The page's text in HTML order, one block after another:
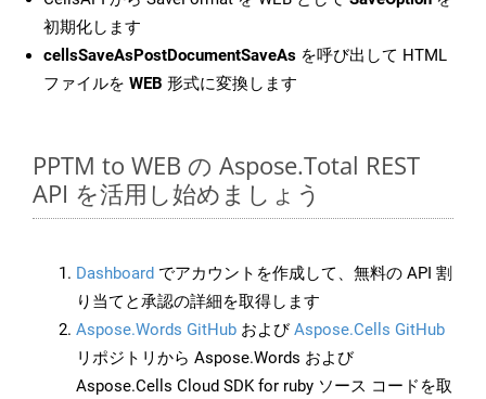
初期化します
cellsSaveAsPostDocumentSaveAs を呼び出して HTML
ファイルを WEB 形式に変換します
PPTM to WEB の Aspose.Total REST
API を活用し始めましょう
Dashboard でアカウントを作成して、無料の API 割
り当てと承認の詳細を取得します
Aspose.Words GitHub およびAspose.Cells GitHub
リポジトリから Aspose.Words および
Aspose.Cells Cloud SDK for ruby ソース コードを取